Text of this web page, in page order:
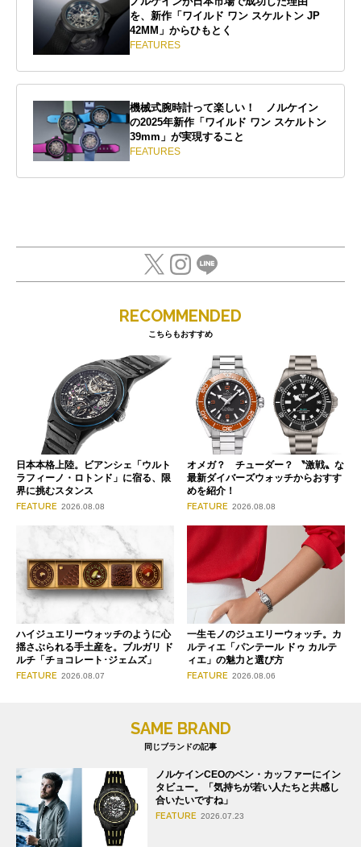
を、新作「ワイルド ワン スケルトン JP
42MM」からひもとく
FEATURES
機械式腕時計って楽しい！ ノルケイン
の2025年新作「ワイルド ワン スケルトン
39mm」が実現すること
FEATURES
RECOMMENDED
こちらもおすすめ
日本本格上陸。ビアンシェ「ウルト
ラフィーノ・ロトンド」に宿る、限
界に挑むスタンス
FEATURE 2026.08.08
オメガ？ チューダー？ 〝激戦〟な
最新ダイバーズウォッチからおすす
めを紹介！
FEATURE 2026.08.08
ハイジュエリーウォッチのように心
揺さぶられる手土産を。ブルガリ ド
ルチ「チョコレート･ジェムズ」
FEATURE 2026.08.07
一生モノのジュエリーウォッチ。カ
ルティエ「パンテール ドゥ カルテ
ィエ」の魅力と選び方
FEATURE 2026.08.06
SAME BRAND
同じブランドの記事
ノルケインCEOのベン・カッファーにイン
タビュー。「気持ちが若い人たちと共感し
合いたいですね」
FEATURE 2026.07.23